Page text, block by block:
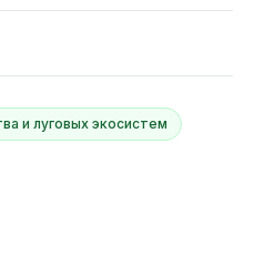
и луговых экосистем